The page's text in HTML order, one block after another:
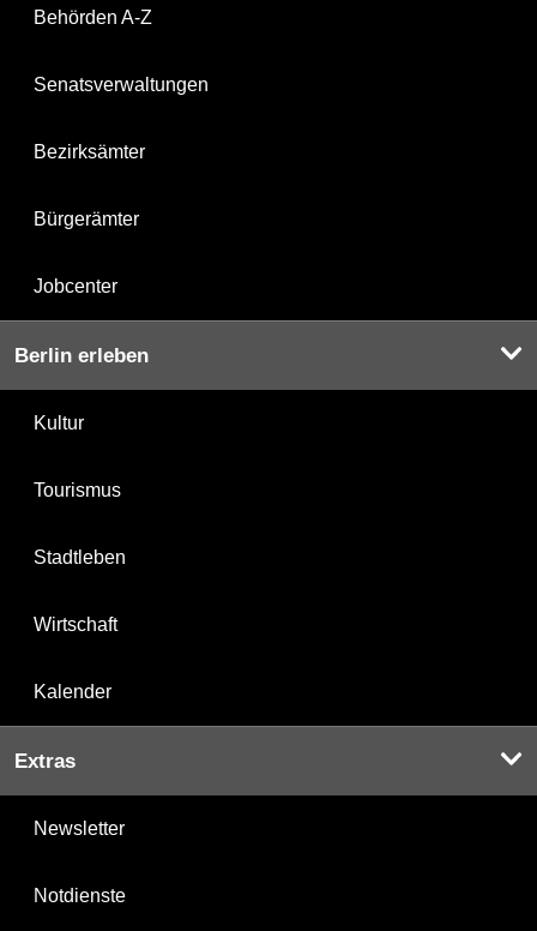
Behörden A-Z
Senatsverwaltungen
Bezirksämter
Bürgerämter
Jobcenter
Berlin erleben
Kultur
Tourismus
Stadtleben
Wirtschaft
Kalender
Extras
Newsletter
Notdienste